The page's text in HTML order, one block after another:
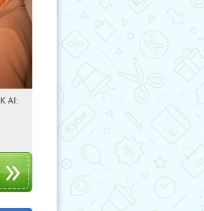
64
AI: